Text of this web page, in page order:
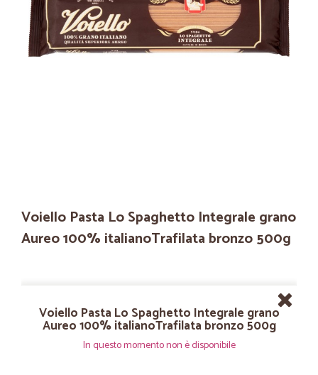
Voiello Pasta Lo Spaghetto Integrale grano
Aureo 100% italianoTrafilata bronzo 500g
Voiello Pasta Lo Spaghetto Integrale grano
Aureo 100% italianoTrafilata bronzo 500g
In questo momento non è disponibile